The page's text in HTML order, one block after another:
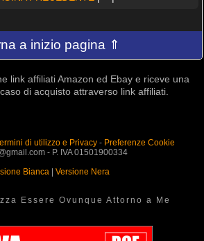
a inizio pagina ⇑
link affiliati Amazon ed Ebay e riceve una
di acquisto attraverso link affiliati.
di utilizzo e Privacy- Preferenze Cookie
- P. IVA 01501900334
Bianca | Versione Nera
Essere Ovunque Attorno a Me